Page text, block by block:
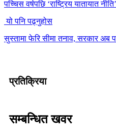
पच्चिस वर्षपछि ‘राष्ट्रिय यातायात
यो पनि पढ्नुहोस
सुस्तामा फेरि सीमा तनाव, सरकार अब
प्रतिक्रिया
सम्बन्धित खवर